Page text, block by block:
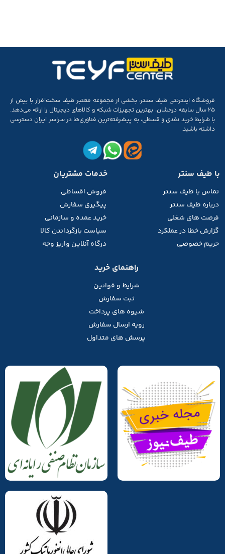
فروشگاه اینترنتی طیف سنتر، بخشی از مجموعه‌ معتبر طیف سخت‌افزار با بیش از
۲۵ سال سابقه‌ درخشان، بهترین تجهیزات شبکه و کالاهای دیجیتال را ارائه می‌دهد.
با شرایط خرید نقدی و قسطی، به پیشرفته‌ترین فناوری‌ها در سراسر ایران دسترسی
داشته باشید.
با طیف سنتر
تماس با طیف سنتر
درباره طیف سنتر
فرصت های شغلی
گزارش خطا در عملکرد
حریم خصوصی
خدمات مشتریان
فروش اقساطی
پیگیری سفارش
خرید عمده و سازمانی
سیاست بازگرداندن کالا
درگاه آنلاین واریز وجه
راهنمای خرید
شرایط و قوانین
ثبت سفارش
شیوه های پرداخت
رویه ارسال سفارش
پرسش های متداول